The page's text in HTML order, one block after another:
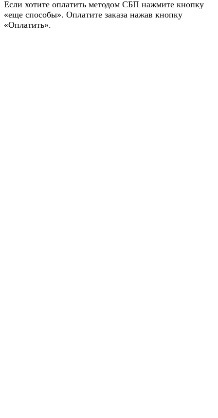
Если хотите оплатить методом СБП нажмите кнопку
«еще способы». Оплатите заказа нажав кнопку
«Оплатить».